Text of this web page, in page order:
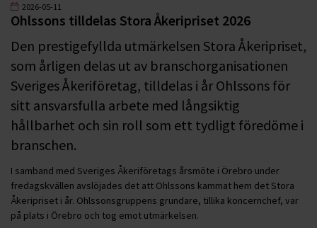
2026-05-11
Ohlssons tilldelas Stora Åkeripriset 2026
Den prestigefyllda utmärkelsen Stora Åkeripriset,
som årligen delas ut av branschorganisationen
Sveriges Åkeriföretag, tilldelas i år Ohlssons för
sitt ansvarsfulla arbete med långsiktig
hållbarhet och sin roll som ett tydligt föredöme i
branschen.
I samband med Sveriges Åkeriföretags årsmöte i Örebro under
fredagskvällen avslöjades det att Ohlssons kammat hem det Stora
Åkeripriset i år. Ohlssonsgruppens grundare, tillika koncernchef, var
på plats i Örebro och tog emot utmärkelsen.